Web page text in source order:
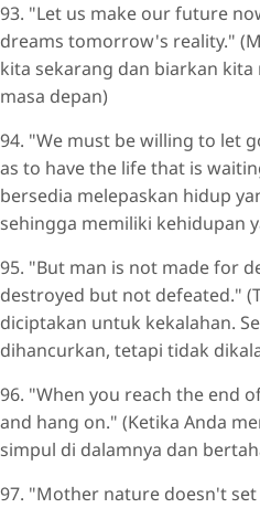
93. "Let us make our future
dreams tomorrow's reality."
kita sekarang dan biarkan
masa depan)
94. "We must be willing to let
as to have the life that is
bersedia melepaskan hidup
sehingga memiliki kehidupan
95. "But man is not made for
destroyed but not defeated."
diciptakan untuk kekalahan.
dihancurkan, tetapi tidak
96. "When you reach the end
and hang on." (Ketika Anda
simpul di dalamnya dan
97. "Mother nature doesn't